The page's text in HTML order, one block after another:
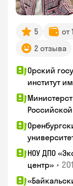
5 от
2 отзыва
Орский
институт
НОУ ДПО
центр» •